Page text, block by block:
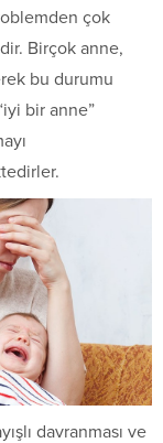
çok
Birçok anne,
bu durumu
bir anne”
davranması ve